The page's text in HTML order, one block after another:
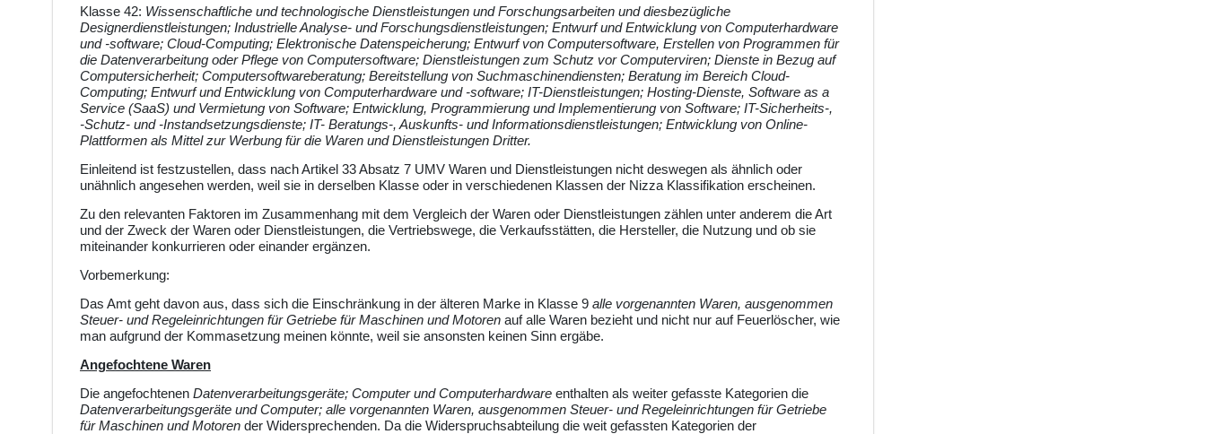
Klasse 42: Wissenschaftliche und technologische Dienstleistungen und Forschungsarbeiten und diesbezügliche
Designerdienstleistungen; Industrielle Analyse- und Forschungsdienstleistungen; Entwurf und Entwicklung von Computerhardware
und -software; Cloud-Computing; Elektronische Datenspeicherung; Entwurf von Computersoftware, Erstellen von Programmen für
die Datenverarbeitung oder Pflege von Computersoftware; Dienstleistungen zum Schutz vor Computerviren; Dienste in Bezug auf
Computersicherheit; Computersoftwareberatung; Bereitstellung von Suchmaschinendiensten; Beratung im Bereich Cloud-
Computing; Entwurf und Entwicklung von Computerhardware und -software; IT-Dienstleistungen; Hosting-Dienste, Software as a
Service (SaaS) und Vermietung von Software; Entwicklung, Programmierung und Implementierung von Software; IT-Sicherheits-,
-Schutz- und -Instandsetzungsdienste; IT- Beratungs-, Auskunfts- und Informationsdienstleistungen; Entwicklung von Online-
Plattformen als Mittel zur Werbung für die Waren und Dienstleistungen Dritter.
Einleitend ist festzustellen, dass nach Artikel 33 Absatz 7 UMV Waren und Dienstleistungen nicht deswegen als ähnlich oder
unähnlich angesehen werden, weil sie in derselben Klasse oder in verschiedenen Klassen der Nizza Klassifikation erscheinen.
Zu den relevanten Faktoren im Zusammenhang mit dem Vergleich der Waren oder Dienstleistungen zählen unter anderem die Art
und der Zweck der Waren oder Dienstleistungen, die Vertriebswege, die Verkaufsstätten, die Hersteller, die Nutzung und ob sie
miteinander konkurrieren oder einander ergänzen.
Vorbemerkung:
Das Amt geht davon aus, dass sich die Einschränkung in der älteren Marke in Klasse 9 alle vorgenannten Waren, ausgenommen
Steuer- und Regeleinrichtungen für Getriebe für Maschinen und Motoren auf alle Waren bezieht und nicht nur auf Feuerlöscher, wie
man aufgrund der Kommasetzung meinen könnte, weil sie ansonsten keinen Sinn ergäbe.
Angefochtene Waren
Die angefochtenen Datenverarbeitungsgeräte; Computer und Computerhardware enthalten als weiter gefasste Kategorien die
Datenverarbeitungsgeräte und Computer; alle vorgenannten Waren, ausgenommen Steuer- und Regeleinrichtungen für Getriebe
für Maschinen und Motoren der Widersprechenden. Da die Widerspruchsabteilung die weit gefassten Kategorien der